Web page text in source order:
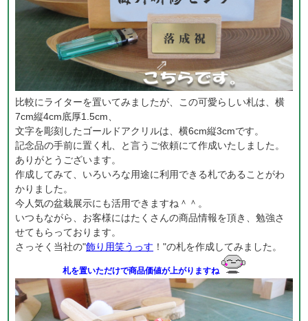
比較にライターを置いてみましたが、この可愛らしい札は、横
7cm縦4cm底厚1.5cm、
文字を彫刻したゴールドアクリルは、横6cm縦3cmです。
記念品の手前に置く札、と言うご依頼にて作成いたしました。
ありがとうございます。
作成してみて、いろいろな用途に利用できる札であることがわ
かりました。
今人気の盆栽展示にも活用できますね＾＾。
いつもながら、お客様にはたくさんの商品情報を頂き、勉強さ
せてもらっております。
さっそく当社の"飾り用笑うっす ！"の札を作成してみました。
札を置いただけで商品価値が上がりますね